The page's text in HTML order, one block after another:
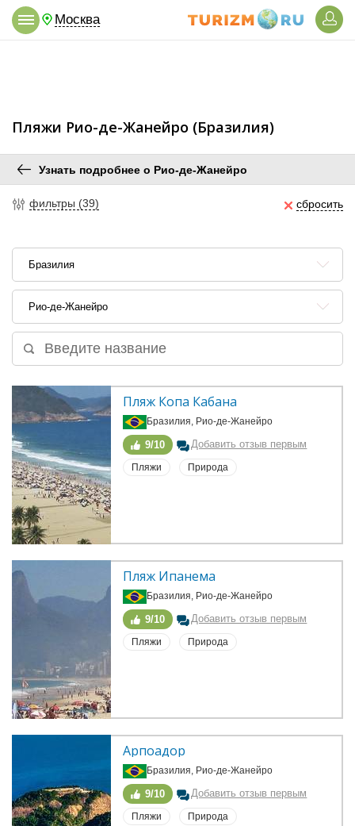
Москва
Пляжи Рио-де-Жанейро (Бразилия)
Узнать подробнее о Рио-де-Жанейро
фильтры (39) сбросить
Бразилия
Рио-де-Жанейро
Пляж Копа Кабана
Бразилия, Рио-де-Жанейро
9/10 Добавить отзыв первым
Пляжи Природа
Пляж Ипанема
Бразилия, Рио-де-Жанейро
9/10 Добавить отзыв первым
Пляжи Природа
Арпоадор
Бразилия, Рио-де-Жанейро
9/10 Добавить отзыв первым
Пляжи Природа